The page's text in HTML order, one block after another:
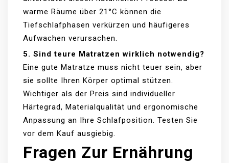
warme Räume über 21°C können die
Tiefschlafphasen verkürzen und häufigeres
Aufwachen verursachen.
5. Sind teure Matratzen wirklich notwendig?
Eine gute Matratze muss nicht teuer sein, aber
sie sollte Ihren Körper optimal stützen.
Wichtiger als der Preis sind individueller
Härtegrad, Materialqualität und ergonomische
Anpassung an Ihre Schlafposition. Testen Sie
vor dem Kauf ausgiebig.
Fragen Zur Ernährung